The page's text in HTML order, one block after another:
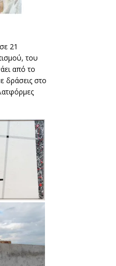
21
του
από το
δράσεις στο